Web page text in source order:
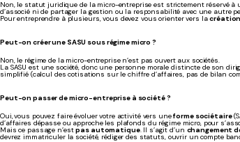
Non, le statut juridique de la micro-entreprise est strictement réservé à
d’associé ni de partager la gestion ou la responsabilité avec une autre
Pour entreprendre à plusieurs, vous devez vous orienter vers la
Peut-on créer une SASU sous régime micro ?
Non, le régime de la micro-entreprise n’est pas ouvert aux sociétés.
La SASU est une société, donc une personne morale distincte de son
simplifié (calcul des cotisations sur le chiffre d’affaires, pas de bilan
Peut-on passer de micro-entreprise à société ?
Oui,vous pouvez faire évoluer votre activité vers uneforme sociétaire
d’affaires dépasse ou approche les plafonds du régime micro, pour
Mais ce passage n’estpas automatique. Il s’agit d’un changement
devrez immatriculer la société, rédiger des statuts, ouvrir un compte